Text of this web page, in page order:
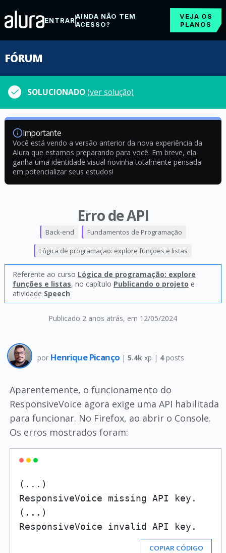
ENTRARAINDA NÃO TEM
ACESSO?
VEJA OS
PLANOS
FÓRUM
SOLUCIONADO(ver solução)
Importante
Você está vendo a versão anterior da nova experiência da
Alura que estamos preparando para você. Em breve, ela
ganha uma identidade visual novinha totalmente pensada
em potencializar seus estudos!
Erro de API
Publicado 2 anos atrás, em 12/05/2024
Back-end Fundamentos de Programação
Lógica de programação: explore funções e listas
Referente ao curso Lógica de programação: explore
funções e listas, no capítulo Publicando o projeto e
atividade Speech
por Henrique Picanço | 5.4k xp | 4posts
Aparentemente, o funcionamento do
ResponsiveVoice agora exige uma API habilitada
para funcionar. No Firefox, ao abrir o Console.
Os erros mostrados foram:
(...)
ResponsiveVoice missing API key.
(...)
COPIAR CÓDIGO